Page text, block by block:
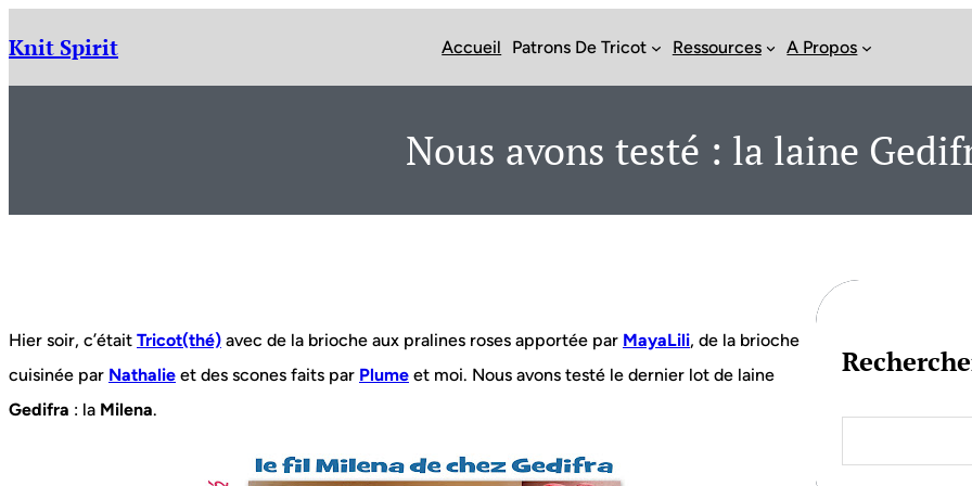
contenu
Knit Spirit Accueil Patrons De Tricot Ressources A Propos
Nous avons testé : la laine
Hier soir, c’était Tricot(thé) avec de la brioche aux pralines roses apportée par MayaLili, de la brioche
cuisinée par Nathalie et des scones faits par Plume et moi. Nous avons testé le dernier lot de laine
Gedifra : la Milena.
a